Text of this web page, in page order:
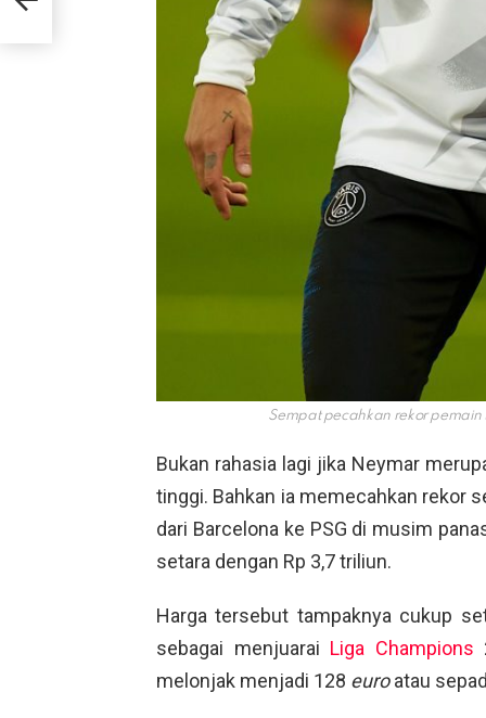
Sempat pecahkan rekor
Bukan rahasia lagi jika Neymar
tinggi. Bahkan ia memecahkan rekor
dari Barcelona ke PSG di musim
setara dengan Rp 3,7 triliun.
Harga tersebut tampaknya cukup
sebagai menjuarai Liga Champions
melonjak menjadi 128 euroatau